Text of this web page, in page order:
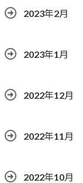
2023年2月
2023年1月
2022年12月
2022年11月
2022年10月